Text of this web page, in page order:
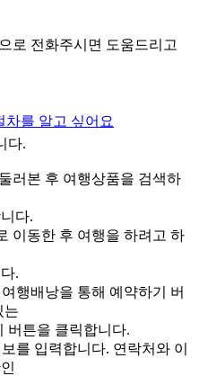
로 전화주시면 도움드리고
차를 알고 싶어요
다.
러본 후 여행상품을 검색하
다.
이동한 후 여행을 하려고 하
.
행배낭을 통해 예약하기 버
는
버튼을 클릭합니다.
를 입력합니다. 연락처와 이